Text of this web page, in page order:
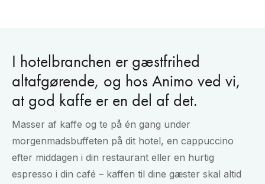
I hotelbranchen er gæstfrihed
altafgørende, og hos Animo ved vi,
at god kaffe er en del af det.
Masser af kaffe og te på én gang under
morgenmadsbuffeten på dit hotel, en cappuccino
efter middagen i din restaurant eller en hurtig
espresso i din café – kaffen til dine gæster skal altid